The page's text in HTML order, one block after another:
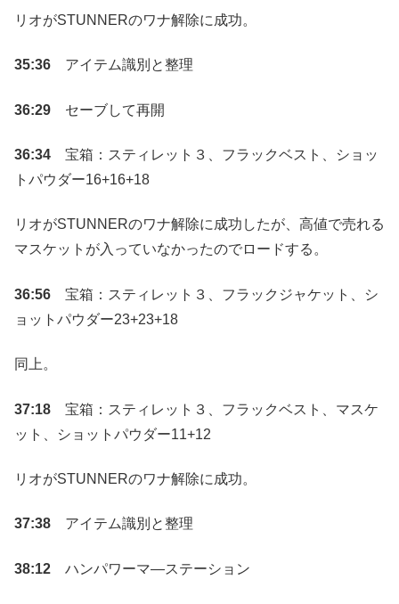
リオがSTUNNERのワナ解除に成功。
35:36 アイテム識別と整理
36:29 セーブして再開
36:34 宝箱：スティレット３、フラックベスト、ショッ
トパウダー16+16+18
リオがSTUNNERのワナ解除に成功したが、高値で売れる
マスケットが入っていなかったのでロードする。
36:56 宝箱：スティレット３、フラックジャケット、シ
ョットパウダー23+23+18
同上。
37:18 宝箱：スティレット３、フラックベスト、マスケ
ット、ショットパウダー11+12
リオがSTUNNERのワナ解除に成功。
37:38 アイテム識別と整理
38:12 ハンパワーマ―ステーション